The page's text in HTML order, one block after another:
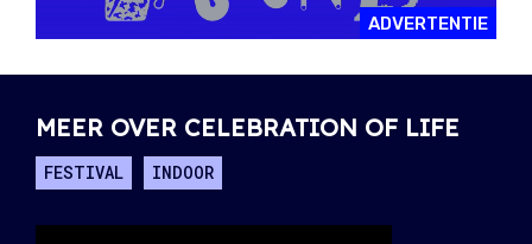
ADVERTENTIE
MEER OVER CELEBRATION OF LIFE
FESTIVAL INDOOR